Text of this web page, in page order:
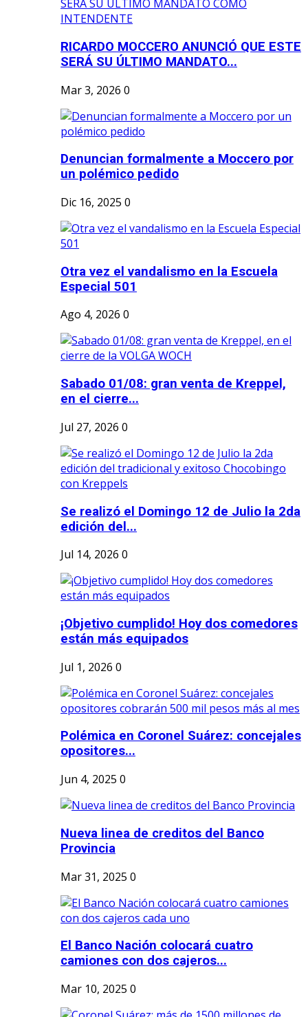
RICARDO MOCCERO ANUNCIÓ QUE ESTE
SERÁ SU ÚLTIMO MANDATO...
Mar 3, 2026 0
Denuncian formalmente a Moccero por
un polémico pedido
Dic 16, 2025 0
Otra vez el vandalismo en la Escuela
Especial 501
Ago 4, 2026 0
Sabado 01/08: gran venta de Kreppel,
en el cierre...
Jul 27, 2026 0
Se realizó el Domingo 12 de Julio la 2da
edición del...
Jul 14, 2026 0
¡Objetivo cumplido! Hoy dos comedores
están más equipados
Jul 1, 2026 0
Polémica en Coronel Suárez: concejales
opositores...
Jun 4, 2025 0
Nueva linea de creditos del Banco
Provincia
Mar 31, 2025 0
El Banco Nación colocará cuatro
camiones con dos cajeros...
Mar 10, 2025 0